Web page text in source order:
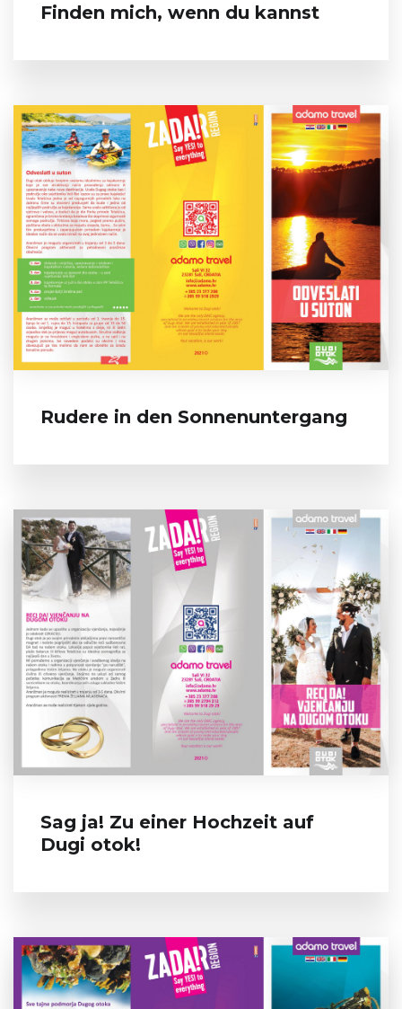
Finden mich, wenn du kannst
Rudere in den Sonnenuntergang
Sag ja! Zu einer Hochzeit auf
Dugi otok!